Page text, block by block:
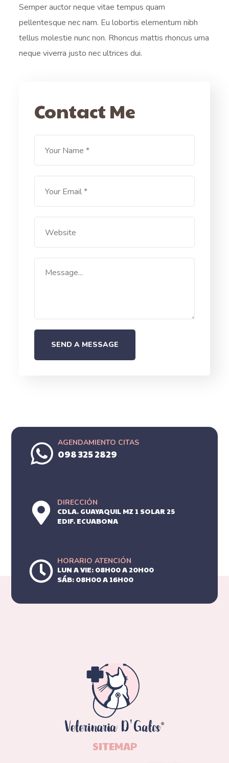
Semper auctor neque vitae tempus quam
pellentesque nec nam. Eu lobortis elementum nibh
tellus molestie nunc non. Rhoncus mattis rhoncus urna
neque viverra justo nec ultrices dui.
Contact Me
AGENDAMIENTO CITAS
098 325 2829
DIRECCIÓN
CDLA. GUAYAQUIL MZ 1 SOLAR 25
EDIF. ECUABONA
HORARIO ATENCIÓN
LUN A VIE: 08H00 A 20H00
SÁB: 08H00 A 16H00
SITEMAP